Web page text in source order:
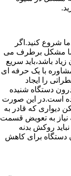
شروع کنید.اگر
مشکل برطرف می
باشد،باید سریع
با یک حرفه ای
را ایجاد
دستگاه شنیده
است.در این صورت
دیواری که قادر به
به تعویض قسمت
روکش بدنه
دستگاه برای کاهش